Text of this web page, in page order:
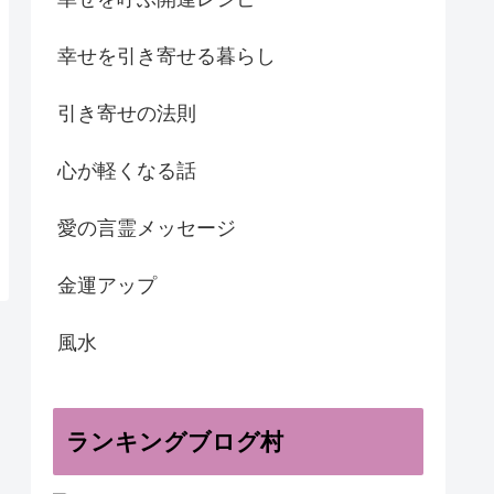
幸せを引き寄せる暮らし
引き寄せの法則
心が軽くなる話
愛の言霊メッセージ
金運アップ
風水
ランキングブログ村